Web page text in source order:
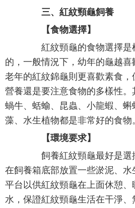
三、紅紋頸龜飼養
【食物選擇】
紅紋頸龜的食物選擇是
的，一般情況下，幼年的龜越
老年的紅紋錦龜則更喜歡素食，
營養還是要注意食物的多樣性。
蝸牛、蛞蝓、昆蟲、小龍蝦、蝌
藻、水生植物都是非常好的食物
【環境要求】
飼養紅紋頸龜最好是選
在飼養箱底部放置一些淤泥、
平台以供紅紋頸龜在上面休憩
水，保證紅紋頸龜生活在干淨